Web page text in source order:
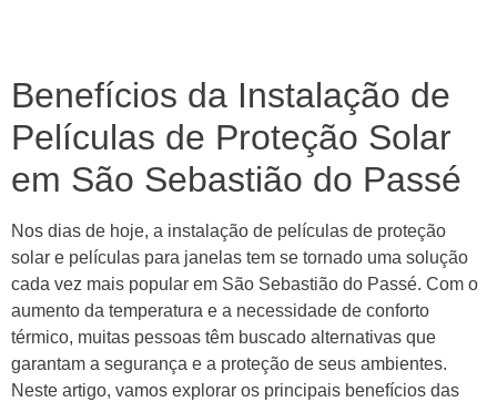
Benefícios da Instalação de
Películas de Proteção Solar
em São Sebastião do Passé
Nos dias de hoje, a instalação de películas de proteção
solar e películas para janelas tem se tornado uma solução
cada vez mais popular em São Sebastião do Passé. Com o
aumento da temperatura e a necessidade de conforto
térmico, muitas pessoas têm buscado alternativas que
garantam a segurança e a proteção de seus ambientes.
Neste artigo, vamos explorar os principais benefícios das